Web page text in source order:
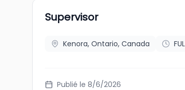
Supervisor
Kenora, Ontario, Canada
Publié le 8/6/2026